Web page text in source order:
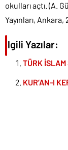
okulları açtı. (A.
Yayınları,
İlgili Yazılar:
TÜRK İSLAM
KUR’AN-I